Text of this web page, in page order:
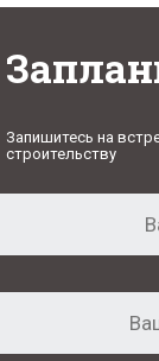
Запишитесь на
строительству